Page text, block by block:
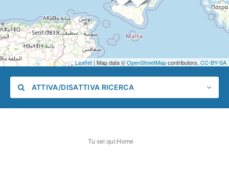
Leaflet | Map data ©OpenStreetMapcontributors, CC-BY-SA
ATTIVA/DISATTIVA RICERCA
Tu sei qui:Home